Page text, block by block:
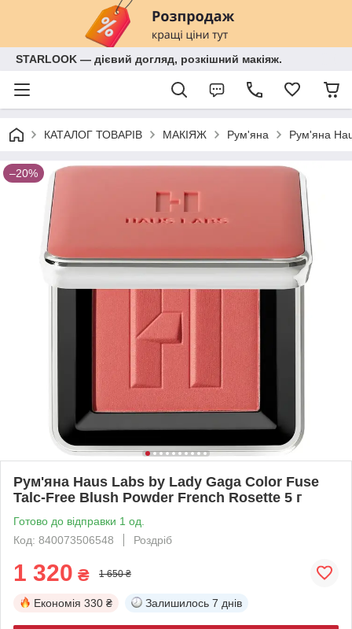
STARLOOK — дієвий догляд, розкішний макіяж.
КАТАЛОГ ТОВАРІВ МАКІЯЖ Рум'яна Рум'яна
–20%
Рум'яна Haus Labs by Lady Gaga Color Fuse
Talc-Free Blush Powder French Rosette 5 г
Готово до відправки 1 од.
Код: 840073506548
Роздріб
1 320 ₴ 1 650 ₴
Економія 330 ₴ Залишилось 7 днів